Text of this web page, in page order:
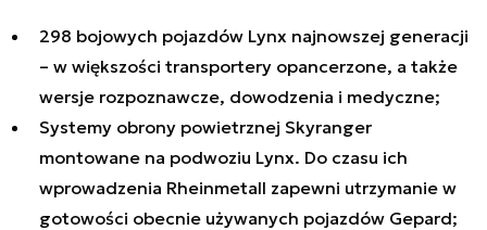
298 bojowych pojazdów Lynx najnowszej generacji
– w większości transportery opancerzone, a także
wersje rozpoznawcze, dowodzenia i medyczne;
Systemy obrony powietrznej Skyranger
montowane na podwoziu Lynx. Do czasu ich
wprowadzenia Rheinmetall zapewni utrzymanie w
gotowości obecnie używanych pojazdów Gepard;